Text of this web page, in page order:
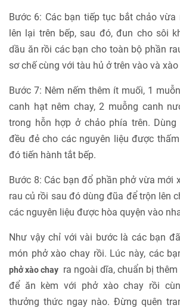
Bước 6: Các bạn tiếp tục bắt chảo
lên lại trên bếp, sau đó, đun cho sôi
dầu ăn rồi các bạn cho toàn bộ phần
sơ chế cùng với tàu hủ ở trên vào và
Bước 7: Nêm nếm thêm ít muối, 1
canh hạt nêm chay, 2 muỗng canh
trong hỗn hợp ở chảo phía trên.
đều đẻ cho các nguyên liệu được
đó tiến hành tắt bếp.
Bước 8: Các bạn đổ phần phở vừa mới
rau củ rồi sau đó dùng đũa để trộn lên
các nguyên liệu được hòa quyện vào
Như vậy chỉ với vài bước là các bạn
món phở xào chay rồi. Lúc này, các
phở xào chay ra ngoài dĩa, chuẩn bị
để ăn kèm với phở xào chay rồi
thưởng thức ngay nào. Đừng quên